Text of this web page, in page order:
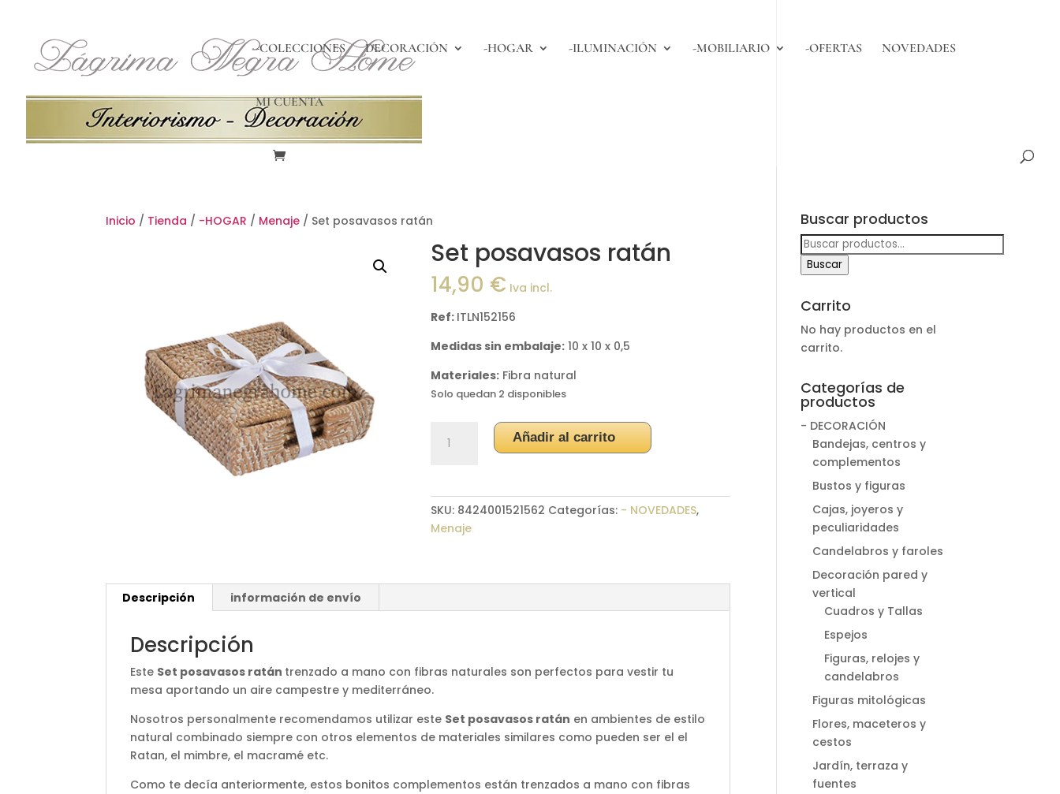
-COLECCIONES DECORACIÓN -HOGAR -ILUMINACIÓN -MOBILIARIO -OFERTAS NOVEDADES
MI CUENTA
Inicio / Tienda / -HOGAR / Menaje / Set posavasos ratán
Set posavasos ratán
14,90 € Iva incl.
Ref: ITLN152156
Medidas sin embalaje: 10 x 10 x 0,5
Materiales: Fibra natural
Solo quedan 2 disponibles
posavasos
Añadir al carrito
SKU: 8424001521562 Categorías: - NOVEDADES,
Menaje
Descripción información de envío
Descripción
Este Set posavasos ratán trenzado a mano con fibras naturales son perfectos para vestir tu
mesa aportando un aire campestre y mediterráneo.
Nosotros personalmente recomendamos utilizar este Set posavasos ratán en ambientes de estilo
natural combinado siempre con otros elementos de materiales similares como pueden ser el el
Ratan, el mimbre, el macramé etc.
Como te decía anteriormente, estos bonitos complementos están trenzados a mano con fibras
Buscar productos
Buscar
por:
Buscar
Carrito
No hay productos en el
carrito.
Categorías de
productos
- DECORACIÓN
Bandejas, centros y
complementos
Bustos y figuras
Cajas, joyeros y
peculiaridades
Candelabros y faroles
Decoración pared y
vertical
Cuadros y Tallas
Espejos
Figuras, relojes y
candelabros
Figuras mitológicas
Flores, maceteros y
cestos
Jardín, terraza y
fuentes